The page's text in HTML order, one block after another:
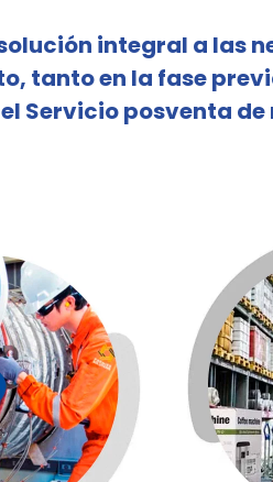
integral a las
tanto en la fase
Servicio posventa